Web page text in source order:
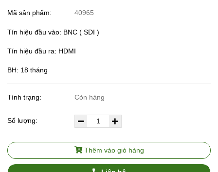
Mã sản phẩm: 40965
Tín hiệu đầu vào: BNC ( SDI )
Tín hiệu đầu ra: HDMI
BH: 18 tháng
Tình trạng: Còn hàng
Số lượng:
Thêm vào giỏ hàng